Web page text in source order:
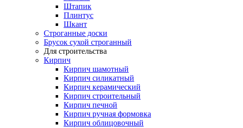
Штапик
Плинтус
Шкант
Строганные доски
Брусок сухой строганный
Для строительства
Кирпич
Кирпич шамотный
Кирпич силикатный
Кирпич керамический
Кирпич строительный
Кирпич печной
Кирпич ручная формовка
Кирпич облицовочный